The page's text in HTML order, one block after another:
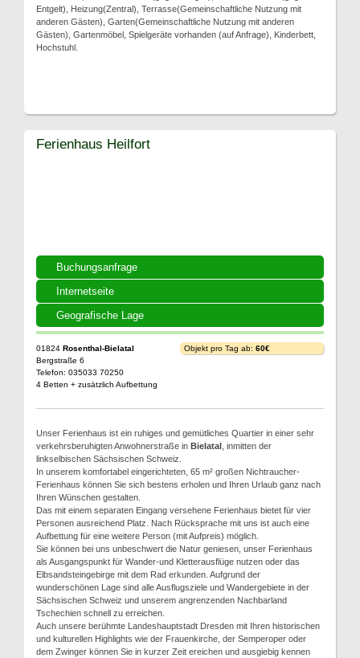
Entgelt), Heizung(Zentral), Terrasse(Gemeinschaftliche Nutzung mit
anderen Gästen), Garten(Gemeinschaftliche Nutzung mit anderen
Gästen), Gartenmöbel, Spielgeräte vorhanden (auf Anfrage), Kinderbett,
Hochstuhl.
Buchungsanfrage
Internetseite
Geografische Lage
Ferienhaus Heilfort
01824 Rosenthal-Bielatal
Bergstraße 6
Telefon: 035033 70250
4 Betten + zusätzlich Aufbettung
Objekt pro Tag ab: 60€
Unser Ferienhaus ist ein ruhiges und gemütliches Quartier in einer sehr
verkehrsberuhigten Anwohnerstraße in Bielatal , inmitten der
linkselbischen Sächsischen Schweiz.
In unserem komfortabel eingerichteten, 65 m² großen Nichtraucher-
Ferienhaus können Sie sich bestens erholen und Ihren Urlaub ganz nach
Ihren Wünschen gestalten.
Das mit einem separaten Eingang versehene Ferienhaus bietet für vier
Personen ausreichend Platz. Nach Rücksprache mit uns ist auch eine
Aufbettung für eine weitere Person (mit Aufpreis) möglich.
Sie können bei uns unbeschwert die Natur geniesen, unser Ferienhaus
als Ausgangspunkt für Wander-und Kletterausflüge nutzen oder das
Elbsandsteingebirge mit dem Rad erkunden. Aufgrund der
wunderschönen Lage sind alle Ausflugsziele und Wandergebiete in der
Sächsischen Schweiz und unserem angrenzenden Nachbarland
Tschechien schnell zu erreichen.
Auch unsere berühmte Landeshauptstadt Dresden mit Ihren historischen
und kulturellen Highlights wie der Frauenkirche, der Semperoper oder
dem Zwinger können Sie in kurzer Zeit ereichen und ausgiebig kennen